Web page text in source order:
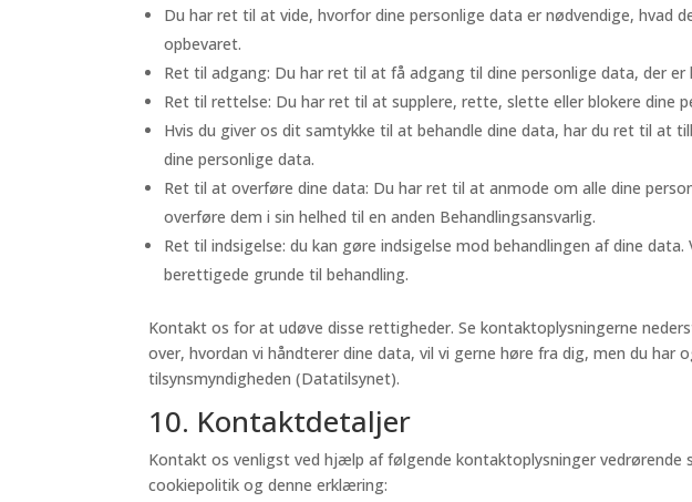
Du har ret til at vide, hvorfor dine personlige data er nødvendige, hvad
opbevaret.
Ret til adgang: Du har ret til at få adgang til dine personlige data, der er
Ret til rettelse: Du har ret til at supplere, rette, slette eller blokere dine
Hvis du giver os dit samtykke til at behandle dine data, har du ret til at
dine personlige data.
Ret til at overføre dine data: Du har ret til at anmode om alle dine
overføre dem i sin helhed til en anden Behandlingsansvarlig.
Ret til indsigelse: du kan gøre indsigelse mod behandlingen af ​​dine
berettigede grunde til behandling.
Kontakt os for at udøve disse rettigheder. Se kontaktoplysningerne
over, hvordan vi håndterer dine data, vil vi gerne høre fra dig, men du har
tilsynsmyndigheden (Datatilsynet).
10. Kontaktdetaljer
Kontakt os venligst ved hjælp af følgende kontaktoplysninger
cookiepolitik og denne erklæring: